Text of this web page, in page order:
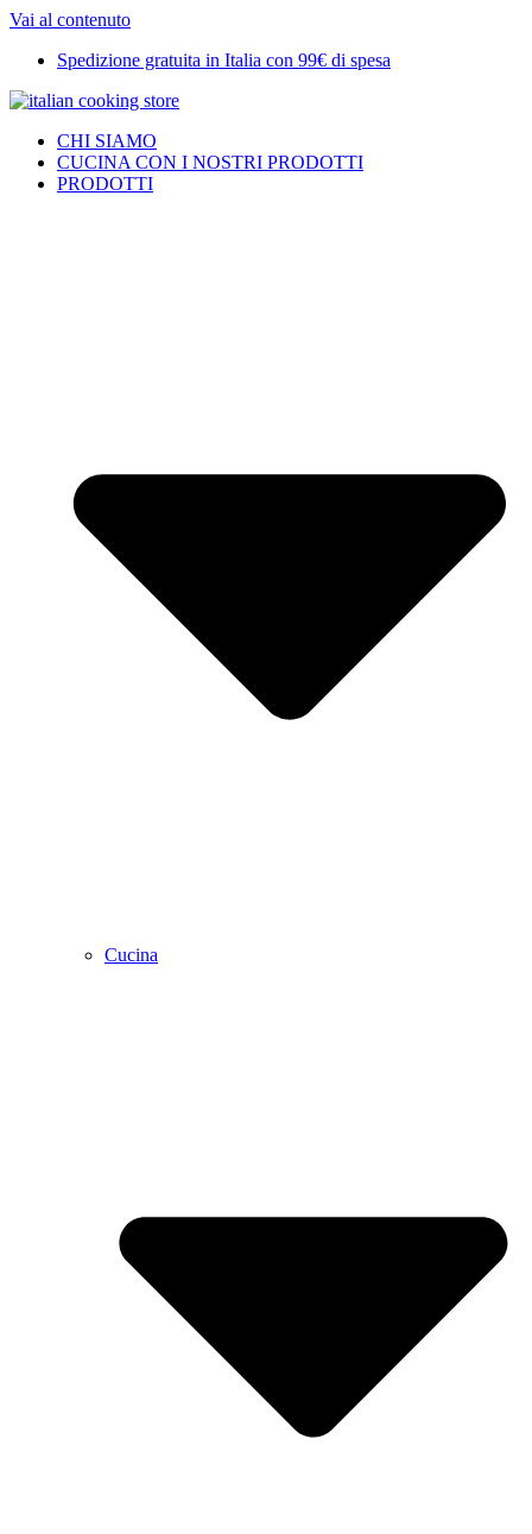
Vai al contenuto
Spedizione gratuita in Italia con 99€ di spesa
CHI SIAMO
CUCINA CON I NOSTRI PRODOTTI
PRODOTTI
Cucina